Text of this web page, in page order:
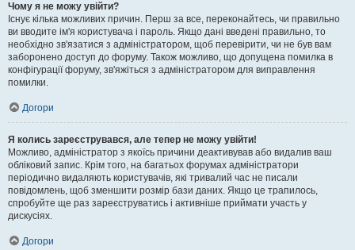
Чому я не можу увійти?
Існує кілька можливих причин. Перш за все, переконайтесь, чи правильно
ви вводите ім'я користувача і пароль. Якщо дані введені правильно, то
необхідно зв'язатися з адміністратором, щоб перевірити, чи не був вам
заборонено доступ до форуму. Також можливо, що допущена помилка в
конфігурації форуму, зв'яжіться з адміністратором для виправлення
помилки.
Догори
Я колись зареєструвався, але тепер не можу увійти!
Можливо, адміністратор з якоїсь причини деактивував або видалив ваш
обліковий запис. Крім того, на багатьох форумах адміністратори
періодично видаляють користувачів, які тривалий час не писали
повідомлень, щоб зменшити розмір бази даних. Якщо це трапилось,
спробуйте ще раз зареєструватись і активніше приймати участь у
дискусіях.
Догори